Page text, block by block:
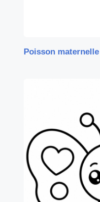
Poisson maternelle